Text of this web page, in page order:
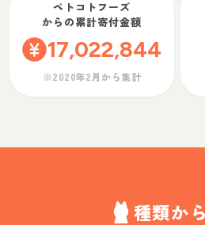
ペトコトフーズ
からの累計寄付金額
17,022,844
※2020年2月から集計
種類か